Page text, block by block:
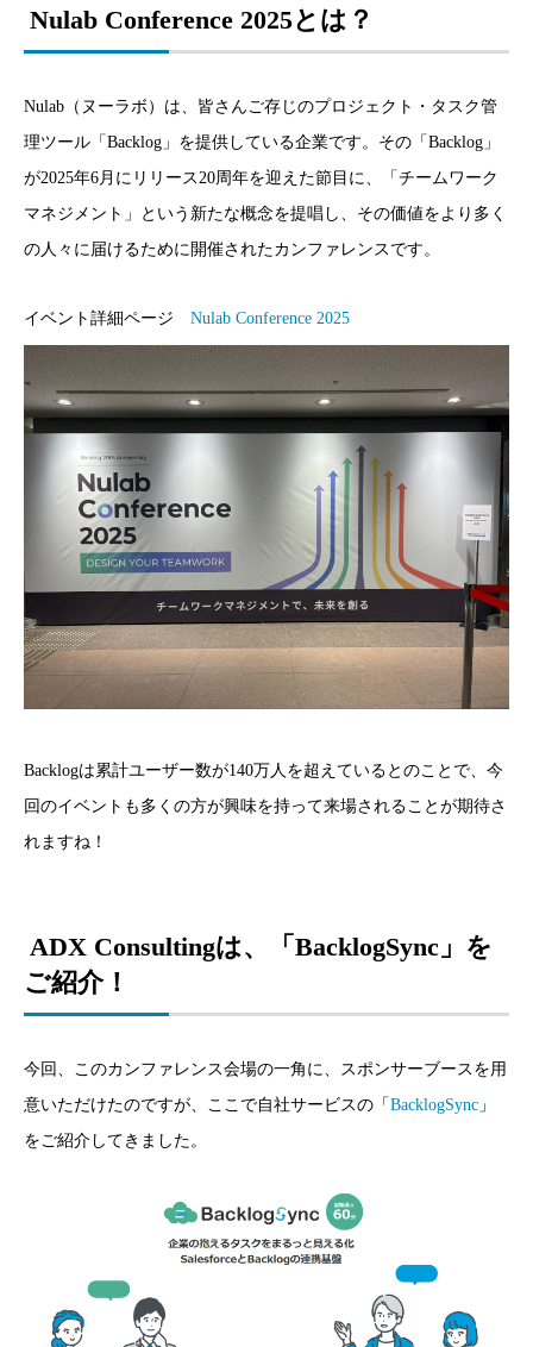
Nulab Conference 2025とは？
Nulab（ヌーラボ）は、皆さんご存じのプロジェクト・タスク管
理ツール「Backlog」を提供している企業です。その「Backlog」
が2025年6月にリリース20周年を迎えた節目に、「チームワーク
マネジメント」という新たな概念を提唱し、その価値をより多く
の人々に届けるために開催されたカンファレンスです。
イベント詳細ページ Nulab Conference 2025
Backlogは累計ユーザー数が140万人を超えているとのことで、今
回のイベントも多くの方が興味を持って来場されることが期待さ
れますね！
ADX Consultingは、「BacklogSync」を
ご紹介！
今回、このカンファレンス会場の一角に、スポンサーブースを用
意いただけたのですが、ここで自社サービスの「 BacklogSync 」
をご紹介してきました。